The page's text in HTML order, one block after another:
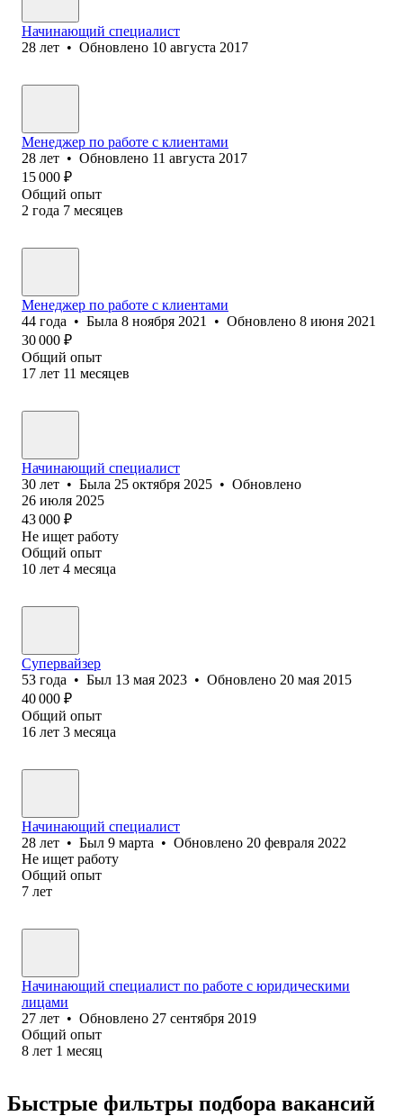
Начинающий специалист
28 лет • Обновлено 10 августа 2017
Менеджер по работе с клиентами
28 лет • Обновлено 11 августа 2017
15 000 ₽
Общий опыт
2 года 7 месяцев
Менеджер по работе с клиентами
44 года • Была 8 ноября 2021 • Обновлено 8 июня 2021
30 000 ₽
Общий опыт
17 лет 11 месяцев
Начинающий специалист
30 лет • Была 25 октября 2025 • Обновлено
26 июля 2025
43 000 ₽
Не ищет работу
Общий опыт
10 лет 4 месяца
Супервайзер
53 года • Был 13 мая 2023 • Обновлено 20 мая 2015
40 000 ₽
Общий опыт
16 лет 3 месяца
Начинающий специалист
28 лет • Был 9 марта • Обновлено 20 февраля 2022
Не ищет работу
Общий опыт
7 лет
Начинающий специалист по работе с юридическими
лицами
27 лет • Обновлено 27 сентября 2019
Общий опыт
8 лет 1 месяц
Быстрые фильтры подбора вакансий